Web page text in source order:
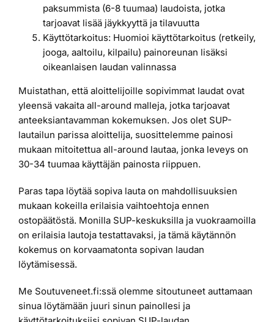
paksummista (6-8 tuumaa) laudoista, jotka
tarjoavat lisää jäykkyyttä ja tilavuutta
Käyttötarkoitus: Huomioi käyttötarkoitus (retkeily,
jooga, aaltoilu, kilpailu) painoreunan lisäksi
oikeanlaisen laudan valinnassa
Muistathan, että aloittelijoille sopivimmat laudat ovat
yleensä vakaita all-around malleja, jotka tarjoavat
anteeksiantavamman kokemuksen. Jos olet SUP-
lautailun parissa aloittelija, suosittelemme painosi
mukaan mitoitettua all-around lautaa, jonka leveys on
30-34 tuumaa käyttäjän painosta riippuen.
Paras tapa löytää sopiva lauta on mahdollisuuksien
mukaan kokeilla erilaisia vaihtoehtoja ennen
ostopäätöstä. Monilla SUP-keskuksilla ja vuokraamoilla
on erilaisia lautoja testattavaksi, ja tämä käytännön
kokemus on korvaamatonta sopivan laudan
löytämisessä.
Me Soutuveneet.fi:ssä olemme sitoutuneet auttamaan
sinua löytämään juuri sinun painollesi ja